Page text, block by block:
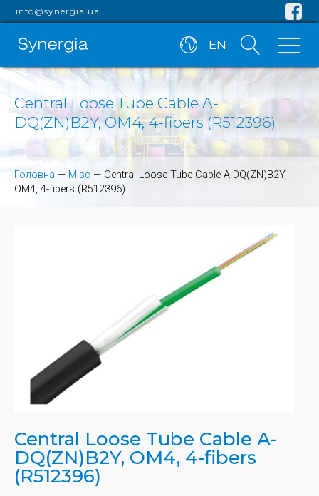
info@synergia.ua
EN
Central Loose Tube Cable A-
DQ(ZN)B2Y, OM4, 4-fibers (R512396)
Головна — Misc — Central Loose Tube Cable A-DQ(ZN)B2Y,
OM4, 4-fibers (R512396)
Central Loose Tube Cable A-
DQ(ZN)B2Y, OM4, 4-fibers
(R512396)